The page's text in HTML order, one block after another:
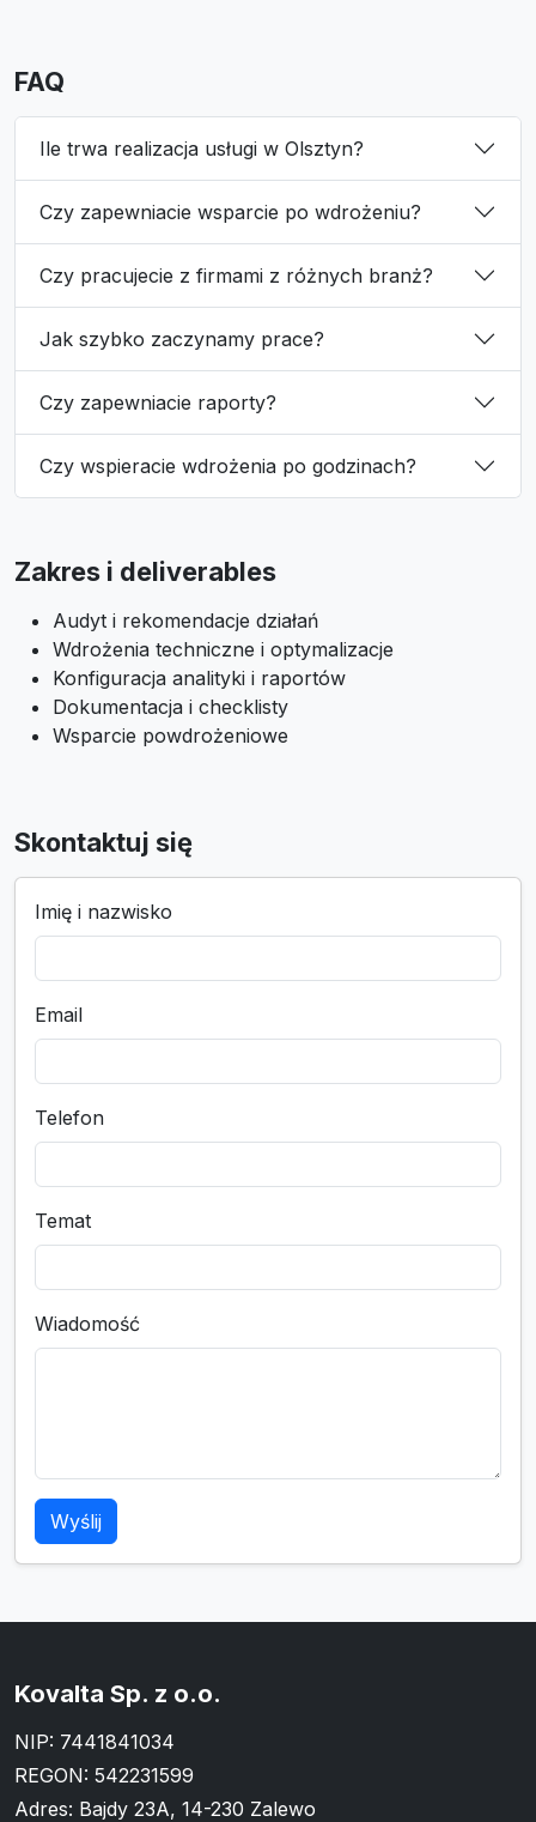
FAQ
Ile trwa realizacja usługi w Olsztyn?
Czy zapewniacie wsparcie po wdrożeniu?
Czy pracujecie z firmami z różnych branż?
Jak szybko zaczynamy prace?
Czy zapewniacie raporty?
Czy wspieracie wdrożenia po godzinach?
Zakres i deliverables
Audyt i rekomendacje działań
Wdrożenia techniczne i optymalizacje
Konfiguracja analityki i raportów
Dokumentacja i checklisty
Wsparcie powdrożeniowe
Skontaktuj się
Imię i nazwisko
Email
Telefon
Temat
Wiadomość
Wyślij
Kovalta Sp. z o.o.
NIP: 7441841034
REGON: 542231599
Adres: Bajdy 23A, 14-230 Zalewo